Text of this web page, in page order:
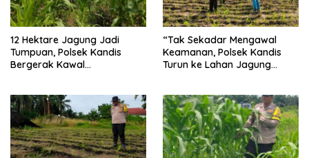
12 Hektare Jagung Jadi
Tumpuan, Polsek Kandis
Bergerak Kawal
“Tak Sekadar Mengawal
Keamanan, Polsek Kandis
Turun ke Lahan Jagung